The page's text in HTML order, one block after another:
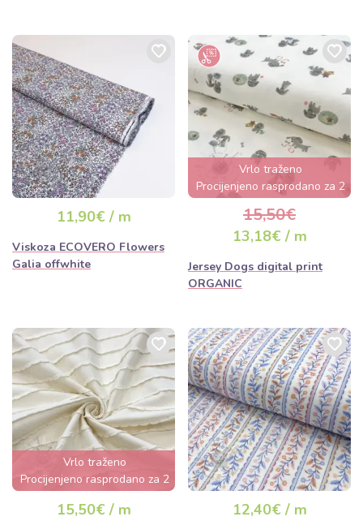
11,90€ / m
Viskoza ECOVERO Flowers
Galia offwhite
Vrlo traženo
Procijenjeno rasprodano za 2
dana
15,50€
13,18€ / m
Jersey Dogs digital print
ORGANIC
Vrlo traženo
Procijenjeno rasprodano za 2
dana
15,50€ / m 12,40€ / m